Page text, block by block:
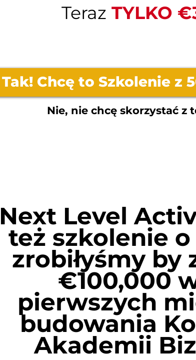
Teraz TYLKO
Tak! Chcę to Szkolenie z
Nie, nie chcę skorzystać z
Next Level
też szkolenie
zrobiłyśmy by
€100,000
pierwszych
budowania
Akademii